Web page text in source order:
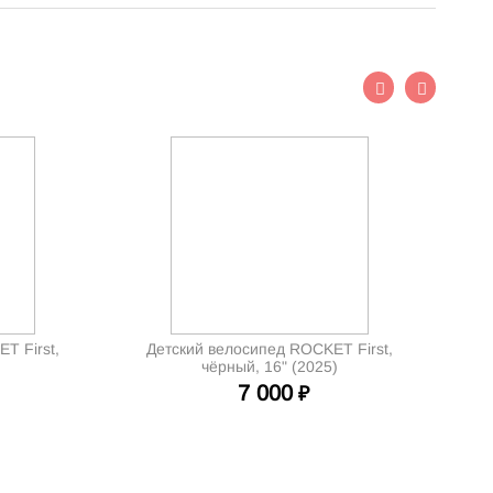
First,
Детский велосипед ROCKET First,
чёрный, 16" (2025)
7 000 ₽